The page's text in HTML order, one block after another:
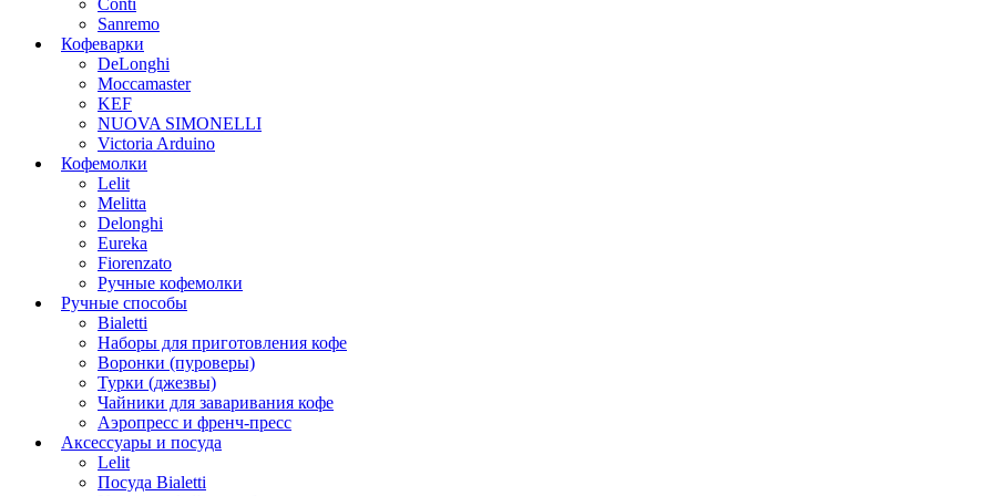
Conti
Sanremo
Кофеварки
DeLonghi
Moccamaster
KEF
NUOVA SIMONELLI
Victoria Arduino
Кофемолки
Lelit
Melitta
Delonghi
Eureka
Fiorenzato
Ручные кофемолки
Ручные способы
Bialetti
Наборы для приготовления кофе
Воронки (пуроверы)
Турки (джезвы)
Чайники для заваривания кофе
Аэропресс и френч-пресс
Аксессуары и посуда
Lelit
Посуда Bialetti